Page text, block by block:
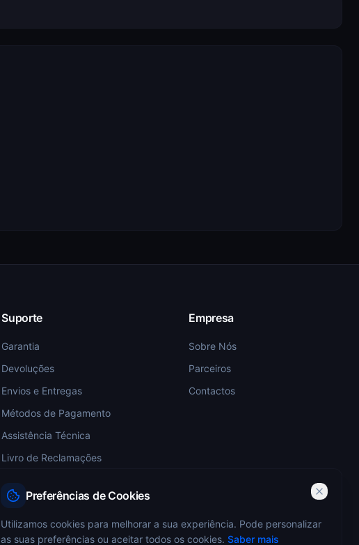
Suporte
Garantia
Devoluções
Envios e Entregas
Métodos de Pagamento
Assistência Técnica
Livro de Reclamações
Empresa
Sobre Nós
Parceiros
Contactos
Preferências de Cookies
Utilizamos cookies para melhorar a sua experiência. Pode personalizar
as suas preferências ou aceitar todos os cookies. Saber mais